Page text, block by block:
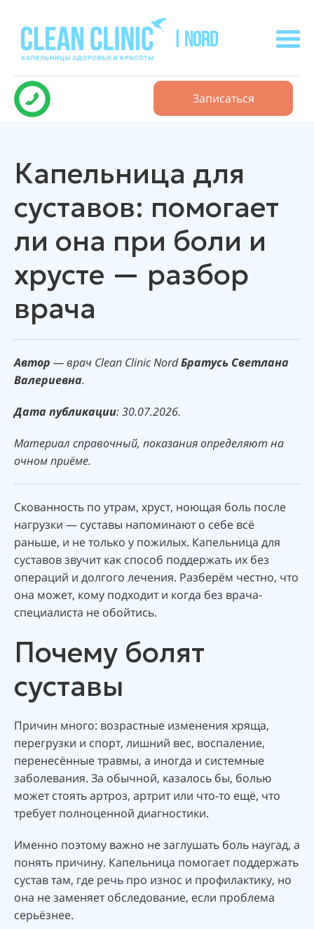
| NORD
Записаться
Капельница для
суставов: помогает
ли она при боли и
хрусте — разбор
врача
Автор — врач Clean Clinic NordБратусь Светлана
Валериевна.
Датапубликации: 30.07.2026.
Материал справочный, показания определяют на
очном приёме.
Скованность по утрам, хруст, ноющая боль после
нагрузки — суставы напоминают о себе всё
раньше, и не только у пожилых. Капельница для
суставов звучит как способ поддержать их без
операций и долгого лечения. Разберём честно, что
она может, кому подходит и когда без врача-
специалиста не обойтись.
Почему болят
суставы
Причин много: возрастные изменения хряща,
перегрузки и спорт, лишний вес, воспаление,
перенесённые травмы, а иногда и системные
заболевания. За обычной, казалось бы, болью
может стоять артроз, артрит или что-то ещё, что
требует полноценной диагностики.
Именно поэтому важно не заглушать боль наугад, а
понять причину. Капельница помогает поддержать
сустав там, где речь про износ и профилактику, но
она не заменяет обследование, если проблема
серьёзнее.